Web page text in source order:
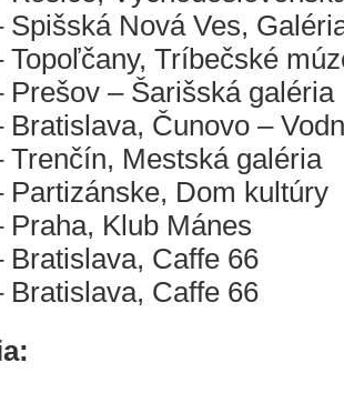
Spišská Nová Ves,
Topoľčany, Tríbečské
Prešov – Šarišská galéria
Bratislava, Čunovo –
Trenčín, Mestská galéria
Partizánske, Dom kultúry
Praha, Klub Mánes
Bratislava, Caffe 66
Bratislava, Caffe 66